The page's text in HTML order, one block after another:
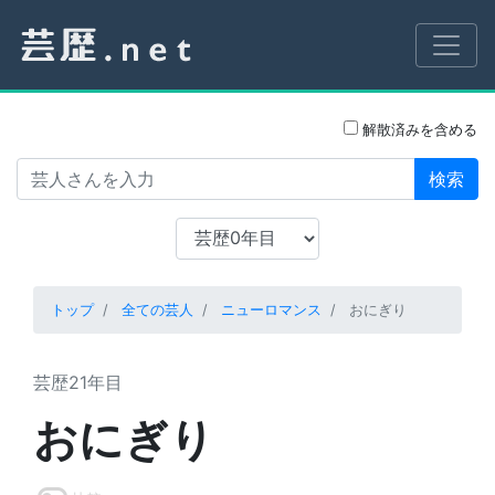
解散済みを含める
検索
トップ 全ての芸人 ニューロマンス おにぎり
芸歴21年目
おにぎり